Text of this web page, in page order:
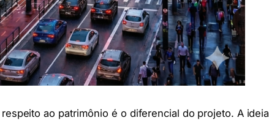
ao patrimônio é o diferencial do projeto. A ideia